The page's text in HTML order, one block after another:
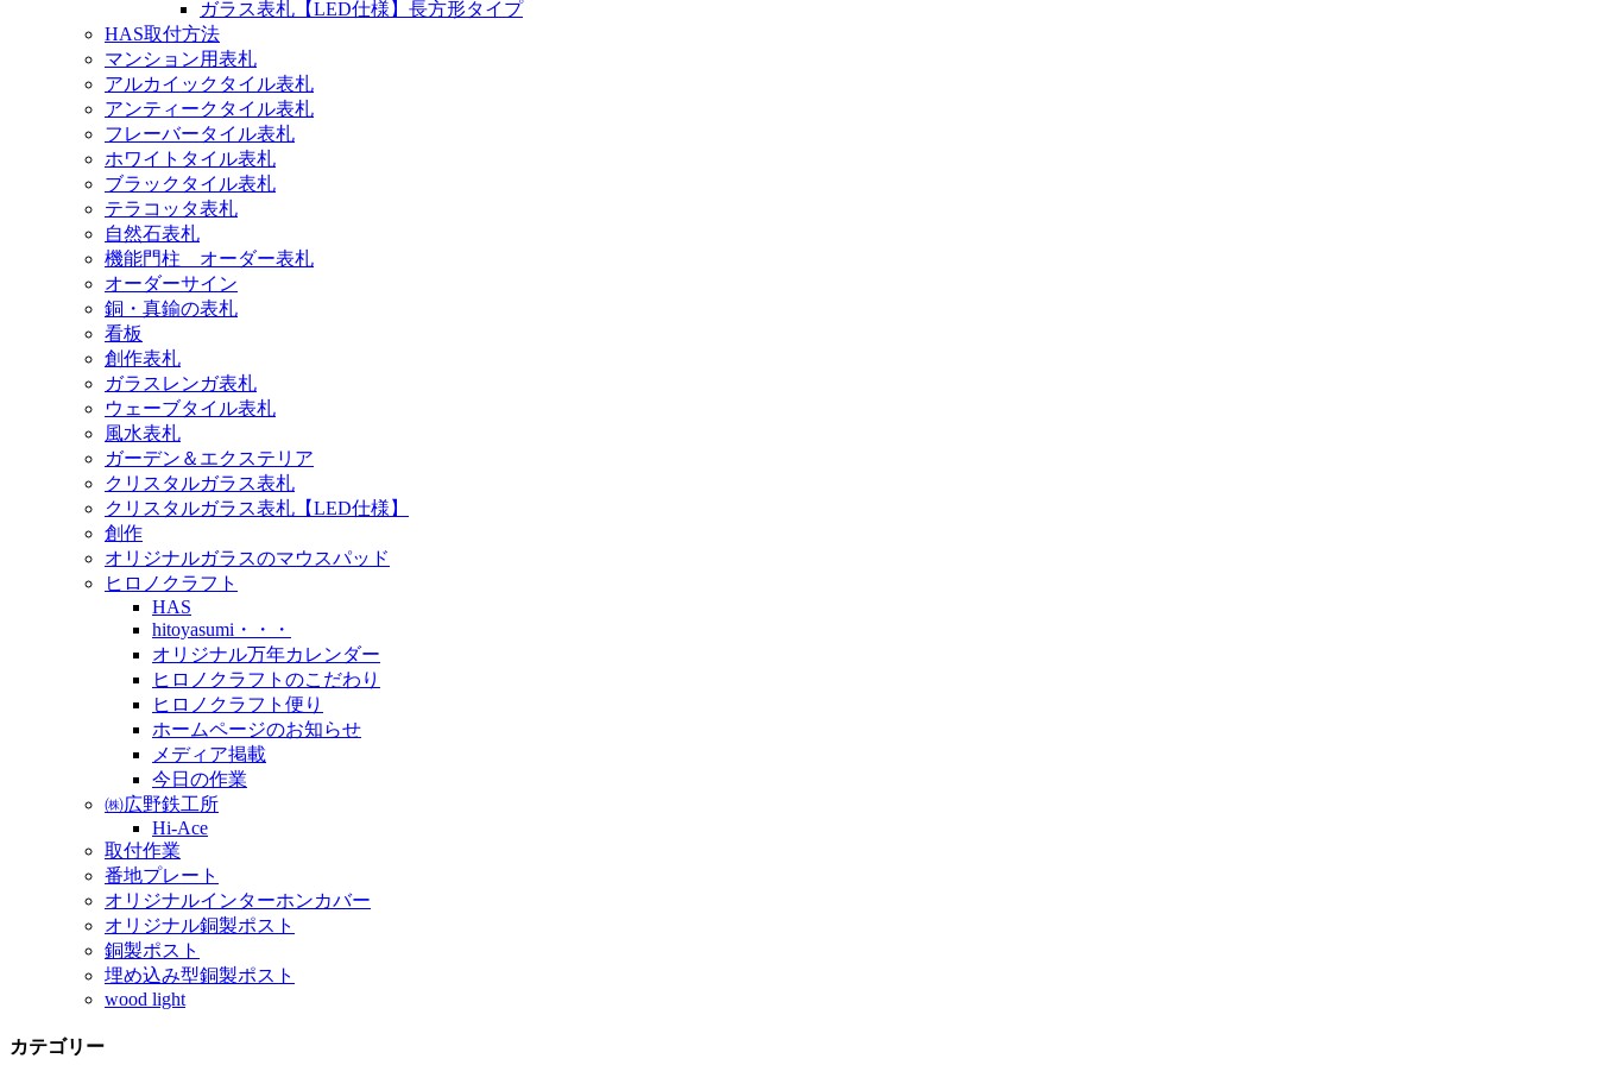
ガラス表札【LED仕様】長方形タイプ
HAS取付方法
マンション用表札
アルカイックタイル表札
アンティークタイル表札
フレーバータイル表札
ホワイトタイル表札
ブラックタイル表札
テラコッタ表札
自然石表札
機能門柱 オーダー表札
オーダーサイン
銅・真鍮の表札
看板
創作表札
ガラスレンガ表札
ウェーブタイル表札
風水表札
ガーデン＆エクステリア
クリスタルガラス表札
クリスタルガラス表札【LED仕様】
創作
オリジナルガラスのマウスパッド
ヒロノクラフト
HAS
hitoyasumi・・・
オリジナル万年カレンダー
ヒロノクラフトのこだわり
ヒロノクラフト便り
ホームページのお知らせ
メディア掲載
今日の作業
㈱広野鉄工所
Hi-Ace
取付作業
番地プレート
オリジナルインターホンカバー
オリジナル銅製ポスト
銅製ポスト
埋め込み型銅製ポスト
wood light
カテゴリー